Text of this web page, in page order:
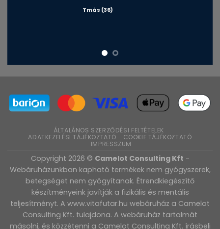
Tmás (36)
ÁLTALÁNOS SZERZŐDÉSI FELTÉTELEK
ADATKEZELÉSI TÁJÉKOZTATÓ
COOKIE TÁJÉKOZTATÓ
IMPRESSZUM
Copyright 2026 © Camelot Consulting Kft -
Webáruházunkban kapható termékek nem gyógyszerek,
betegséget nem gyógyítanak. Étrendkiegészítő
készítményeink javítják a fizikális és mentális
teljesítményt. A www.vitafutar.hu webáruház a Camelot
Consulting Kft. tulajdona. A webáruház tartalmát
másolni, és közzétenni a Camelot Consulting Kft. írásbeli